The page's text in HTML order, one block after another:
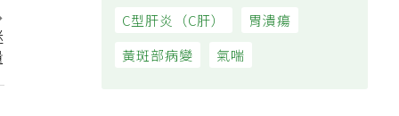
C型肝炎（C肝）
黃斑部病變